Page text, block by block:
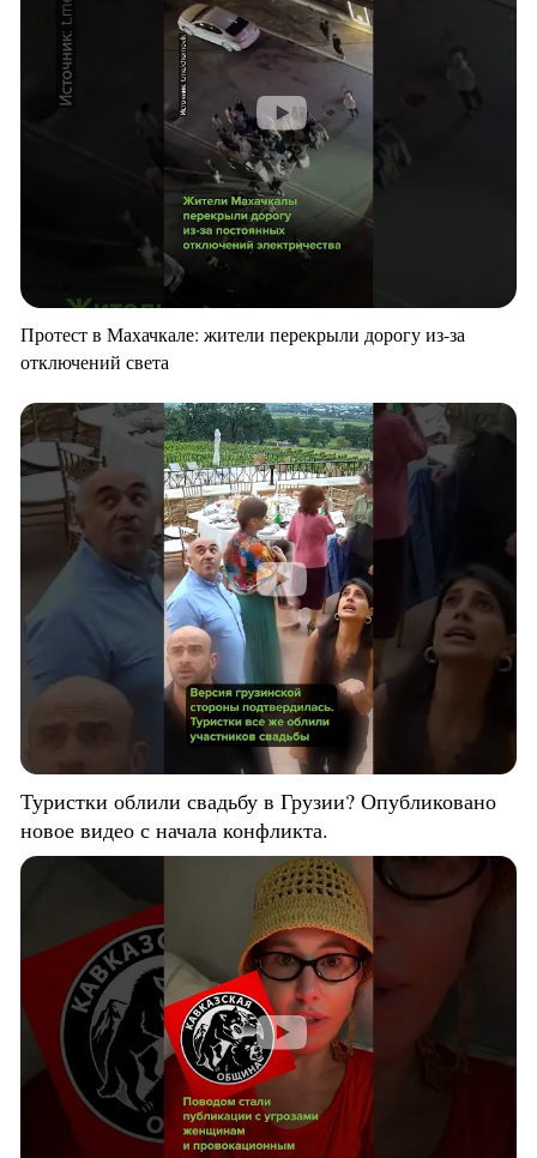
Протест в Махачкале: жители перекрыли дорогу из-за
отключений света
Туристки облили свадьбу в Грузии? Опубликовано
новое видео с начала конфликта.